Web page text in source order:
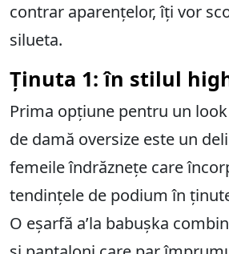
contrar aparențelor, îți vor
silueta.
Ținuta 1: în stilul
Prima opțiune pentru un
de damă oversize este un
femeile îndrăznețe care
tendințele de podium în
O eșarfă a’la babușka